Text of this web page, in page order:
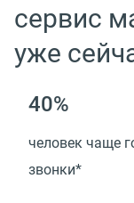
сервис
уже
40%
человек чаще
звонки*